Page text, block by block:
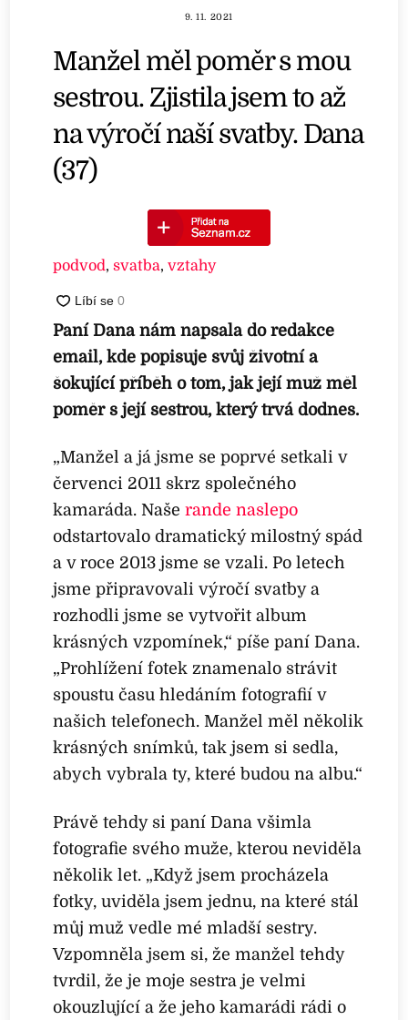
9. 11. 2021
Manžel měl poměr s mou
sestrou. Zjistila jsem to až
na výročí naší svatby. Dana
(37)
podvod,svatba,vztahy
Paní Dana nám napsala do redakce
email, kde popisuje svůj životní a
šokující příběh o tom, jak její muž měl
poměr s její sestrou, který trvá dodnes.
„Manžel a já jsme se poprvé setkali v
červenci 2011 skrz společného
kamaráda. Našerande naslepo
odstartovalo dramatický milostný spád
a v roce 2013 jsme se vzali. Po letech
jsme připravovali výročí svatby a
rozhodli jsme se vytvořit album
krásných vzpomínek,“ píše paní Dana.
„Prohlížení fotek znamenalo strávit
spoustu času hledáním fotografií v
našich telefonech. Manžel měl několik
krásných snímků, tak jsem si sedla,
abych vybrala ty, které budou na albu.“
Právě tehdy si paní Dana všimla
fotografie svého muže, kterou neviděla
několik let. „Když jsem procházela
fotky, uviděla jsem jednu, na které stál
můj muž vedle mé mladší sestry.
Vzpomněla jsem si, že manžel tehdy
tvrdil, že je moje sestra je velmi
okouzlující a že jeho kamarádi rádi o